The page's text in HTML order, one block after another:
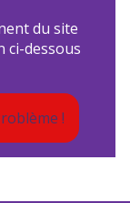
du site
ci-dessous
!